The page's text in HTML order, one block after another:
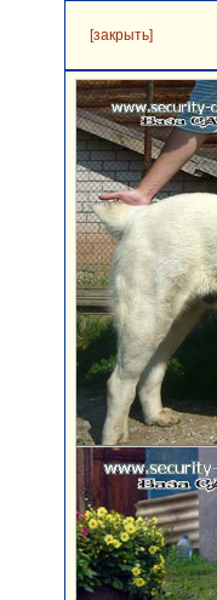
[закрыть]